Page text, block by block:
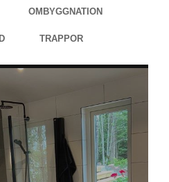
OMBYGGNATION
TRAPPOR